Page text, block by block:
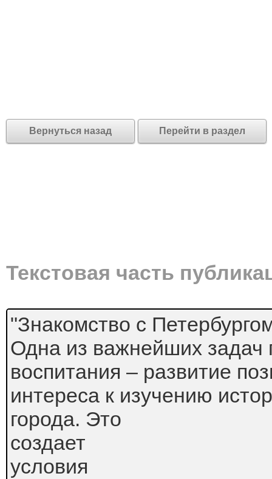
Вернуться назад Перейти в раздел
Текстовая часть
"Знакомство с
Одна из важнейших задач
воспитания – развитие
интереса к изучению
города. Это
создает
условия